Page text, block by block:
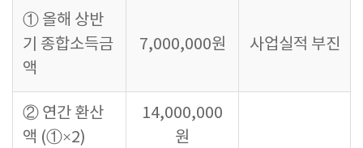
① 올해 상반
기 종합소득금
액
7,000,000원 사업실적 부진
② 연간 환산
액 (①×2)
14,000,000
원